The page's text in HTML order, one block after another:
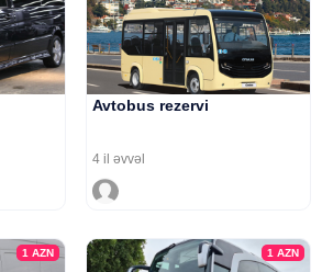
Avtobus rezervi
4 il əvvəl
1AZN 1 AZN